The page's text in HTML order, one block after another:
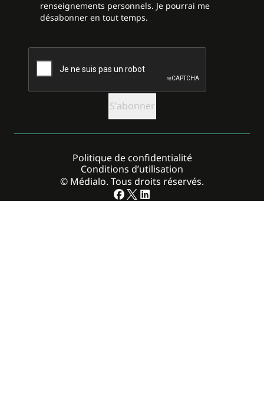
renseignements personnels. Je pourrai me
désabonner en tout temps.
CAPTCHA
© Médialo. Tous droits réservés.
Politique de confidentialité
Conditions d’utilisation